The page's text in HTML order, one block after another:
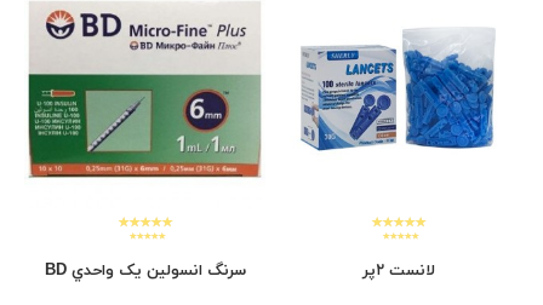
لانست ۲پر سرنگ انسولين یک واحدي BD